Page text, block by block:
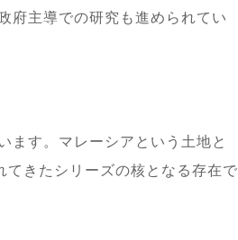
府主導での研究も進められてい
ます。マレーシアという土地と
きたシリーズの核となる存在で